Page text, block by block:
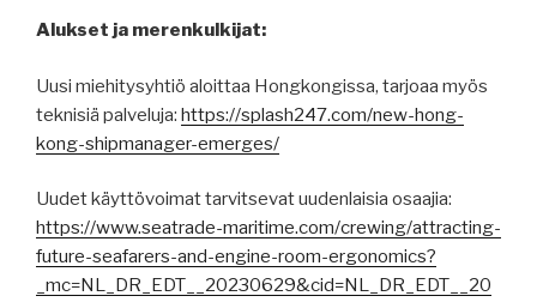
Alukset ja merenkulkijat:
Uusi miehitysyhtiö aloittaa Hongkongissa, tarjoaa myös
teknisiä palveluja: https://splash247.com/new-hong-
kong-shipmanager-emerges/
Uudet käyttövoimat tarvitsevat uudenlaisia osaajia:
https://www.seatrade-maritime.com/crewing/attracting-
future-seafarers-and-engine-room-ergonomics?
_mc=NL_DR_EDT__20230629&cid=NL_DR_EDT__20